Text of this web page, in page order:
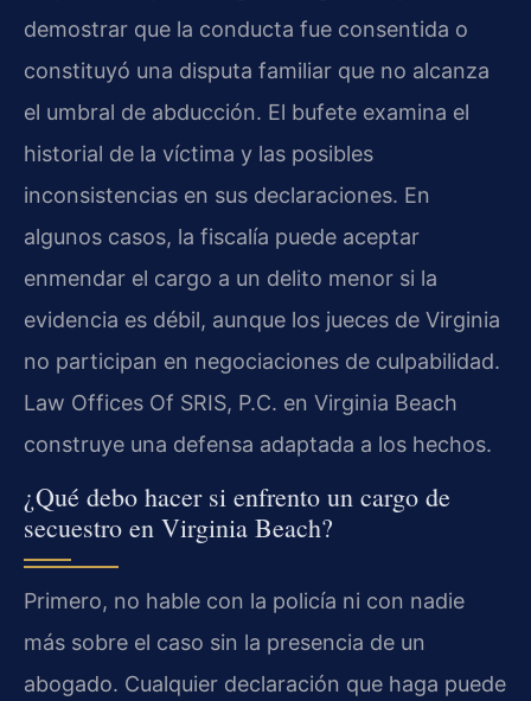
demostrar que la conducta fue consentida o
constituyó una disputa familiar que no alcanza
el umbral de abducción. El bufete examina el
historial de la víctima y las posibles
inconsistencias en sus declaraciones. En
algunos casos, la fiscalía puede aceptar
enmendar el cargo a un delito menor si la
evidencia es débil, aunque los jueces de Virginia
no participan en negociaciones de culpabilidad.
Law Offices Of SRIS, P.C. en Virginia Beach
construye una defensa adaptada a los hechos.
¿Qué debo hacer si enfrento un cargo de
secuestro en Virginia Beach?
Primero, no hable con la policía ni con nadie
más sobre el caso sin la presencia de un
abogado. Cualquier declaración que haga puede